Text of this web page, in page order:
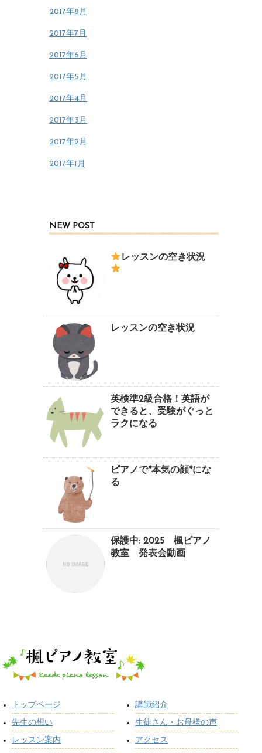
2017年8月
2017年7月
2017年6月
2017年5月
2017年4月
2017年3月
2017年2月
2017年1月
NEW POST
レッスンの空き状況
レッスンの空き状況
英検準2級合格！英語が
できると、受験がぐっと
ラクになる
ピアノで*本気の顔*にな
る
保護中: 2025 楓ピアノ
教室 発表会動画
トップページ
先生の想い
レッスン案内
講師紹介
生徒さん・お母様の声
アクセス